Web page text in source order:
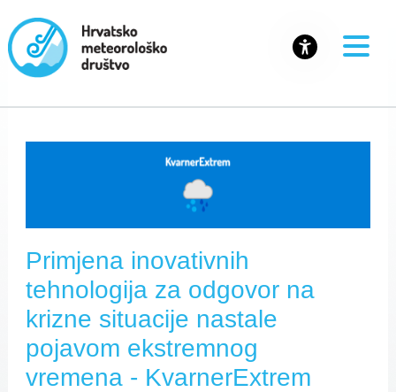
Primjena inovativnih
tehnologija za odgovor na
krizne situacije nastale
pojavom ekstremnog
vremena - KvarnerExtrem